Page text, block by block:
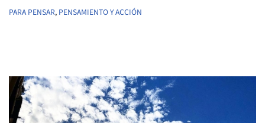
PARA PENSAR, PENSAMIENTO Y ACCIÓN